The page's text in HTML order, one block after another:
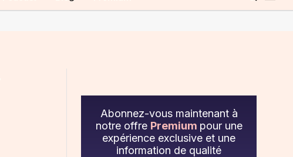
Abonnez-vous maintenant à
notre offre Premium pour une
expérience exclusive et une
information de qualité